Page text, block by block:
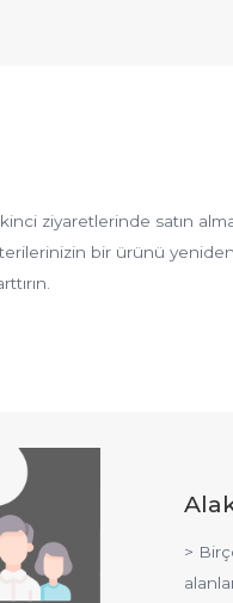
ziyaretlerinde satın
bir ürünü
>